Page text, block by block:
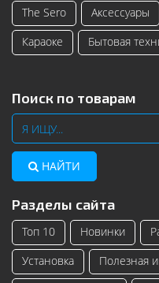
The Sero
Аксессуары
Караоке
Бытовая
Поиск по товарам
НАЙТИ
Разделы сайта
Топ 10 Новинки
Установка
Полезная